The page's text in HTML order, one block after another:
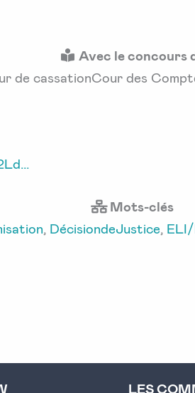
Avec le concours
de cassationCour des
Mots-clés
, DécisiondeJustice,
LES